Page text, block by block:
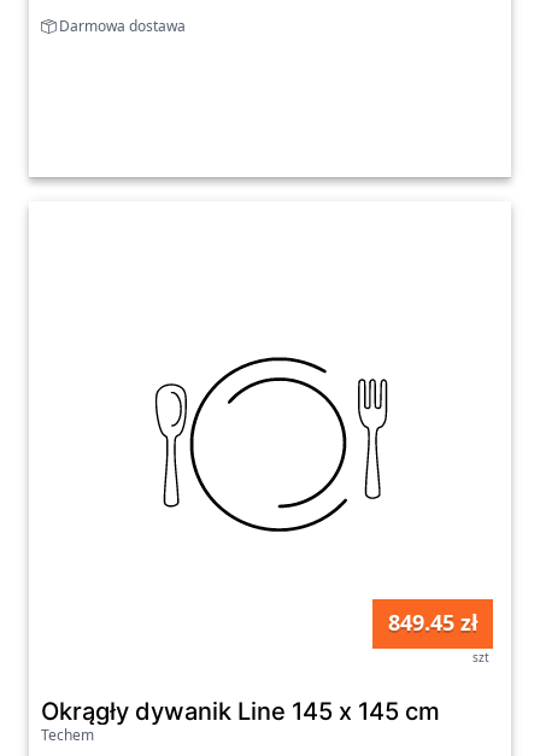
Darmowa dostawa
849.45 zł
szt
Okrągły dywanik Line 145 x 145 cm
Techem